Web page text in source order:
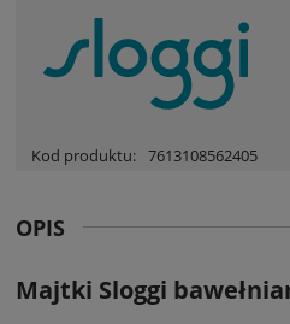
Kod produktu: 7613108562405
OPIS
Majtki Sloggi